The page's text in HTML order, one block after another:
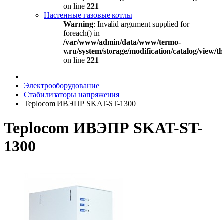
on line 221
Настенные газовые котлы
Warning: Invalid argument supplied for
foreach() in
/var/www/admin/data/www/termo-
v.ru/system/storage/modification/catalog/view/
on line 221
Электрооборудование
Стабилизаторы напряжения
Teplocom ИВЭПР SKAT-ST-1300
Teplocom ИВЭПР SKAT-ST-
1300